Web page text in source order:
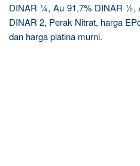
DINAR ¼, Au 91,7% DINAR ½,
DINAR 2, Perak Nitrat, harga
dan harga platina murni.